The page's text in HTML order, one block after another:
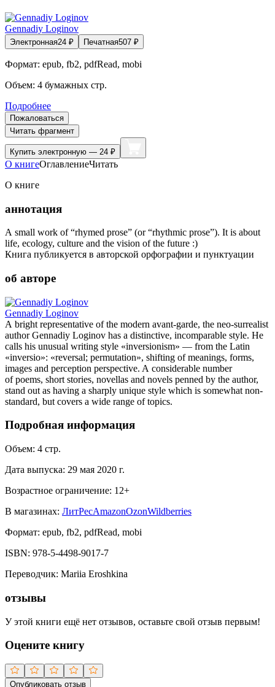
Gennadiy Loginov
Электронная24 ₽ Печатная507 ₽
Формат: epub, fb2, pdfRead, mobi
Объем: 4 бумажных стр.
Подробнее
Пожаловаться
Читать фрагмент
Купить электронную — 24 ₽
О книгеОглавлениеЧитать
О книге
аннотация
A small work of “rhymed prose” (or “rhythmic prose”). It is about
life, ecology, culture and the vision of the future :)
Книга публикуется в авторской орфографии и пунктуации
об авторе
Gennadiy Loginov
A bright representative of the modern avant-garde, the neo-surrealist
author Gennadiy Loginov has a distinctive, incomparable style. He
calls his unusual writing style «inversionism» — from the Latin
«inversio»: «reversal; permutation», shifting of meanings, forms,
images and perception perspective. A considerable number
of poems, short stories, novellas and novels penned by the author,
stand out as having a sharply unique style which is somewhat non-
standard, but covers a wide range of topics.
Подробная информация
Объем: 4 стр.
Дата выпуска: 29 мая 2020 г.
Возрастное ограничение: 12+
В магазинах: ЛитРесAmazonOzonWildberries
Формат: epub, fb2, pdfRead, mobi
ISBN: 978-5-4498-9017-7
Переводчик: Mariia Eroshkina
отзывы
У этой книги ещё нет отзывов, оставьте свой отзыв первым!
Оцените книгу
Опубликовать отзыв